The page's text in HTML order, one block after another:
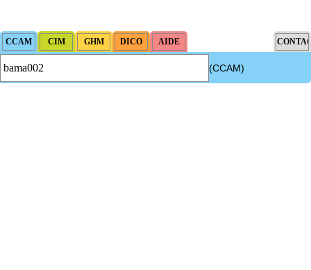
(CCAM)